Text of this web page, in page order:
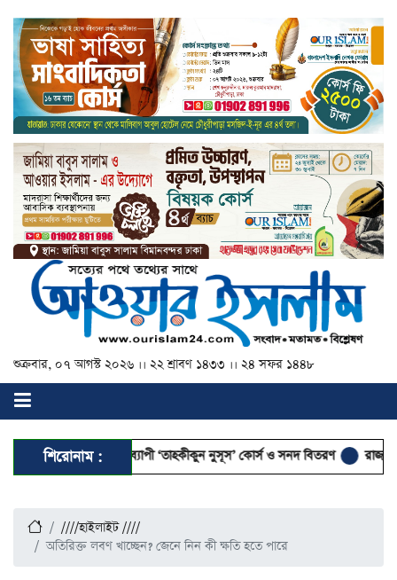
শুক্রবার, ০৭ আগস্ট ২০২৬ ।। ২২ শ্রাবণ ১৪৩৩ ।। ২৪ সফর ১৪৪৮
শিরোনাম :
সম্পন্ন হলো ৭ দিনব্যাপী ‘তাহকীকুন নুসূস’ কোর্স ও সনদ বিতরণ রাজনীতির
////হাইলাইট ////
অতিরিক্ত লবণ খাচ্ছেন? জেনে নিন কী ক্ষতি হতে পারে